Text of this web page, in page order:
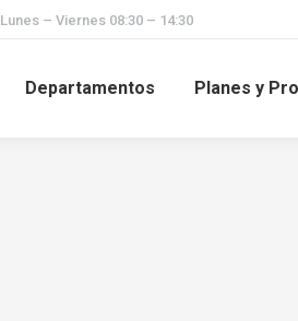
Lunes – Viernes 08:30 – 14:30
Departamentos Planes y